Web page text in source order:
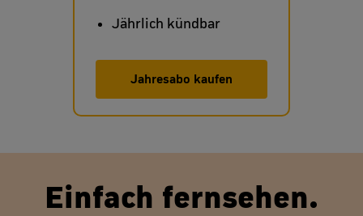
Jährlich kündbar
Jahresabo kaufen
Einfach fernsehen.